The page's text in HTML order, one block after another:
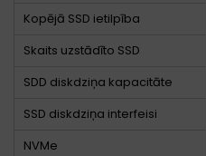
Kopējā SSD ietilpība
Skaits uzstādīto SSD
SDD diskdziņa kapacitāte
SSD diskdziņa interfeisi
NVMe